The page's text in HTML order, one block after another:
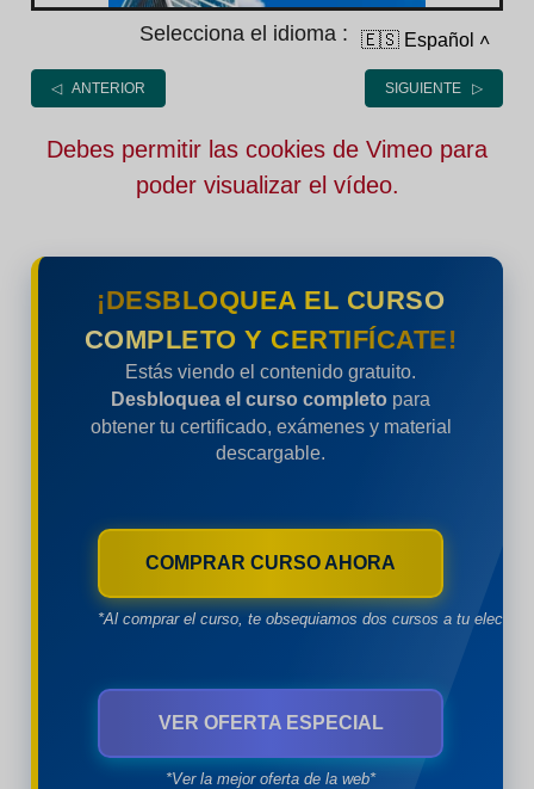
Selecciona el idioma : 🇪🇸 Español ˄
◁ ANTERIOR SIGUIENTE ▷
Debes permitir las cookies de Vimeo para
poder visualizar el vídeo.
¡DESBLOQUEA EL CURSO
COMPLETO Y CERTIFÍCATE!
Estás viendo el contenido gratuito.
Desbloquea el curso completo para
obtener tu certificado, exámenes y material
descargable.
COMPRAR CURSO AHORA
*Al comprar el curso, te obsequiamos dos cursos a tu
VER OFERTA ESPECIAL
*Ver la mejor oferta de la web*